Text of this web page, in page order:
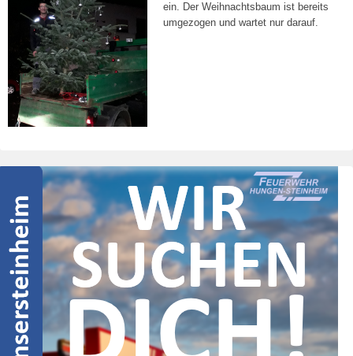
ein. Der Weihnachtsbaum ist bereits
umgezogen und wartet nur darauf.